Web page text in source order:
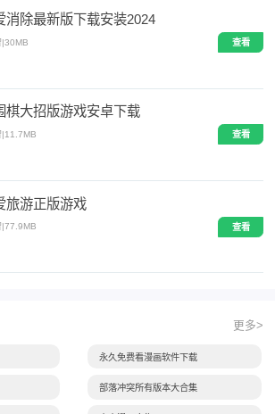
消除最新版下载安装2024
|30MB 查看
棋大招版游戏安卓下载
|11.7MB 查看
旅游正版游戏
|77.9MB 查看
更多>
永久免费看漫画软件下载
部落冲突所有版本大合集